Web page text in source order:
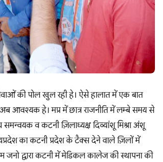
की पोल खुल रही हे। ऐसे हालात में एक बात
आवश्यक हे। मप्र में छात्र राजनीति में लम्बे समय से
समन्वयक व कटनी ज़िलाध्यक्ष दिव्यांशू मिश्रा अंशू
का कटनी प्रदेश के टैक्स देने वाले ज़िलों में
द्वारा कटनी में मेडिकल कालेज की स्थापना की